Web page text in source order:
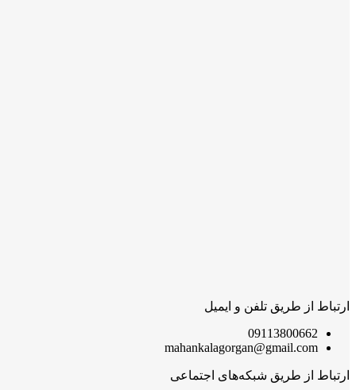
ارتباط از طریق تلفن و ایمیل
09113800662
mahankalagorgan@gmail.com
ارتباط از طریق شبکه‌های اجتماعی